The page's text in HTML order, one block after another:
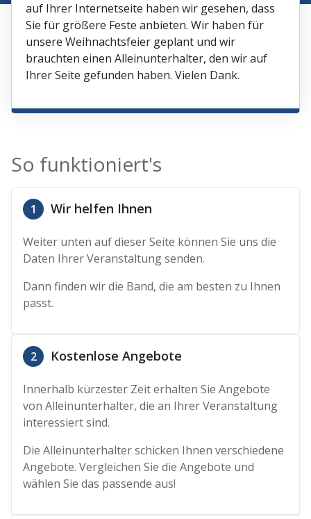
auf Ihrer Internetseite haben wir gesehen, dass
Sie für größere Feste anbieten. Wir haben für
unsere Weihnachtsfeier geplant und wir
brauchten einen Alleinunterhalter, den wir auf
Ihrer Seite gefunden haben. Vielen Dank.
So funktioniert's
1 Wir helfen Ihnen
Weiter unten auf dieser Seite können Sie uns die
Daten Ihrer Veranstaltung senden.
Dann finden wir die Band, die am besten zu Ihnen
passt.
2 Kostenlose Angebote
Innerhalb kürzester Zeit erhalten Sie Angebote
von Alleinunterhalter, die an Ihrer Veranstaltung
interessiert sind.
Die Alleinunterhalter schicken Ihnen verschiedene
Angebote. Vergleichen Sie die Angebote und
wählen Sie das passende aus!